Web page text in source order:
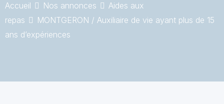
Accueil Nos annonces
Aides aux
repas
MONTGERON / Auxiliaire de vie ayant plus de 15
ans d’expériences